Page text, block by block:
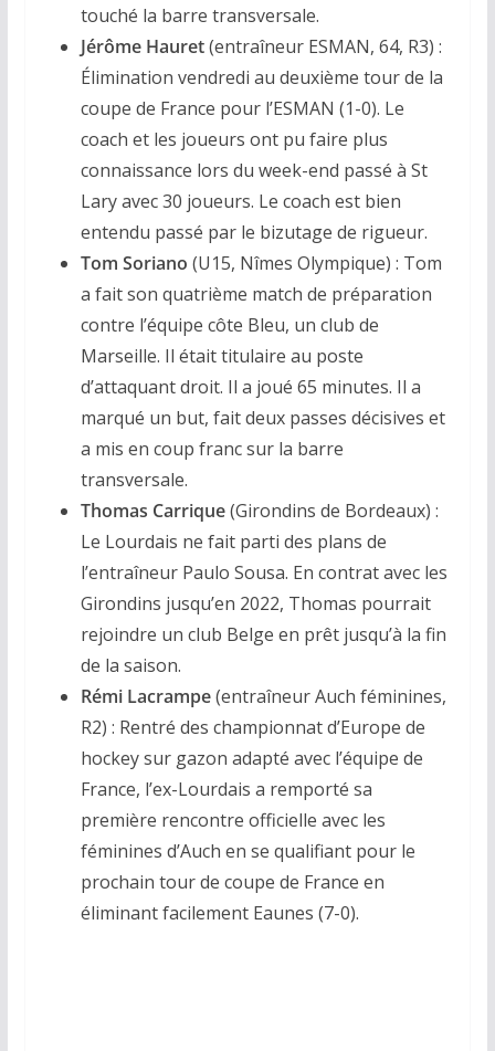
touché la barre transversale.
Jérôme Hauret(entraîneur ESMAN, 64, R3) :
Élimination vendredi au deuxième tour de la
coupe de France pour l’ESMAN (1-0). Le
coach et les joueurs ont pu faire plus
connaissance lors du week-end passé à St
Lary avec 30 joueurs. Le coach est bien
entendu passé par le bizutage de rigueur.
Tom Soriano (U15, Nîmes Olympique) : Tom
a fait son quatrième match de préparation
contre l’équipe côte Bleu, un club de
Marseille. Il était titulaire au poste
d’attaquant droit. Il a joué 65 minutes. Il a
marqué un but, fait deux passes décisives et
a mis en coup franc sur la barre
transversale.
Thomas Carrique(Girondins de Bordeaux) :
Le Lourdais ne fait parti des plans de
l’entraîneur Paulo Sousa. En contrat avec les
Girondins jusqu’en 2022, Thomas pourrait
rejoindre un club Belge en prêt jusqu’à la fin
de la saison.
Rémi Lacrampe(entraîneur Auch féminines,
R2) : Rentré des championnat d’Europe de
hockey sur gazon adapté avec l’équipe de
France, l’ex-Lourdais a remporté sa
première rencontre officielle avec les
féminines d’Auch en se qualifiant pour le
prochain tour de coupe de France en
éliminant facilement Eaunes (7-0).